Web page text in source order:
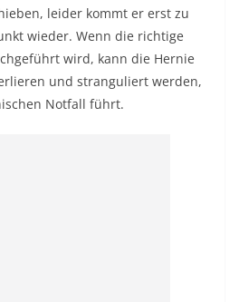
leider kommt er erst zu
wieder. Wenn die richtige
wird, kann die Hernie
und stranguliert werden,
Notfall führt.